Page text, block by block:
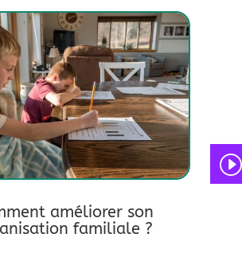
améliorer son
familiale ?